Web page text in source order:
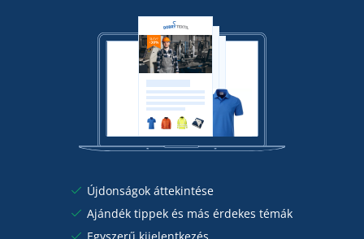
Újdonságok áttekintése
Ajándék tippek és más érdekes témák